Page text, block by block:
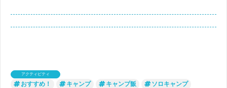
アクティビティ
おすすめ！ キャンプ キャンプ飯
ソロキャンプ